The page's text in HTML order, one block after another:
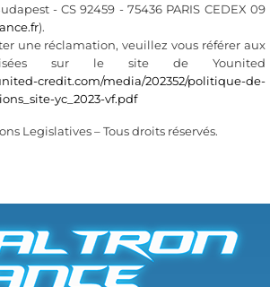
- CS 92459 - 75436 PARIS CEDEX 09
).
une réclamation, veuillez vous référer aux
sur le site de Younited
credit.com/media/202352/politique-de-
yc_2023-vf.pdf
Legislatives – Tous droits réservés.